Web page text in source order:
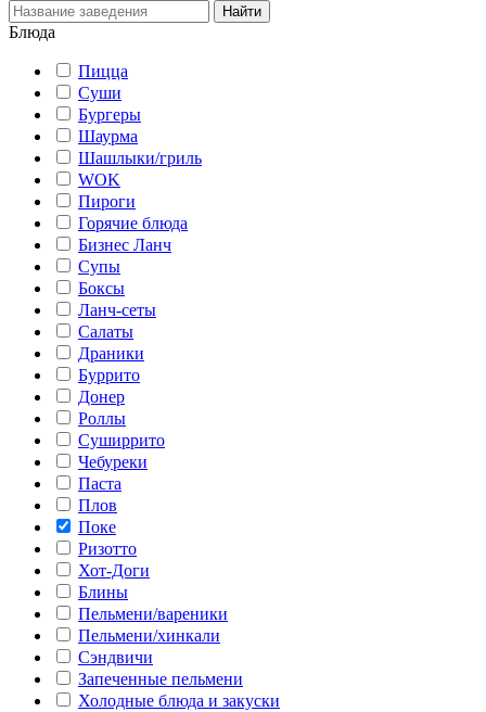
Блюда
Пицца
Суши
Бургеры
Шаурма
Шашлыки/гриль
WOK
Пироги
Горячие блюда
Бизнес Ланч
Супы
Боксы
Ланч-сеты
Салаты
Драники
Буррито
Донер
Роллы
Суширрито
Чебуреки
Паста
Плов
Поке
Ризотто
Хот-Доги
Блины
Пельмени/вареники
Пельмени/хинкали
Сэндвичи
Запеченные пельмени
Холодные блюда и закуски